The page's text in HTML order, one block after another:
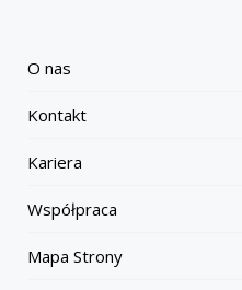
O nas
Kontakt
Kariera
Współpraca
Mapa Strony